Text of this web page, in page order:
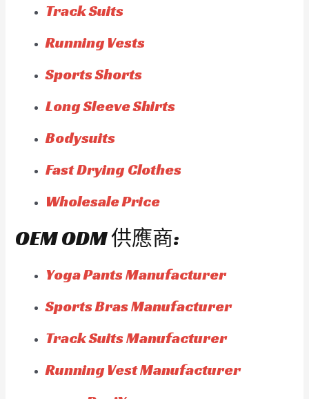
Track Suits
Running Vests
Sports Shorts
Long Sleeve Shirts
Bodysuits
Fast Drying Clothes
Wholesale Price
OEM ODM 供應商:
Yoga Pants Manufacturer
Sports Bras Manufacturer
Track Suits Manufacturer
Running Vest Manufacturer